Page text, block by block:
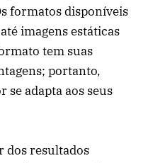
formatos disponíveis
imagens estáticas
tem suas
portanto,
se adapta aos seus
dos resultados